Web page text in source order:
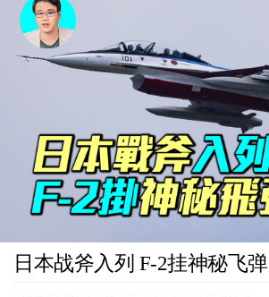
日本战斧入列 F-2挂神秘飞弹